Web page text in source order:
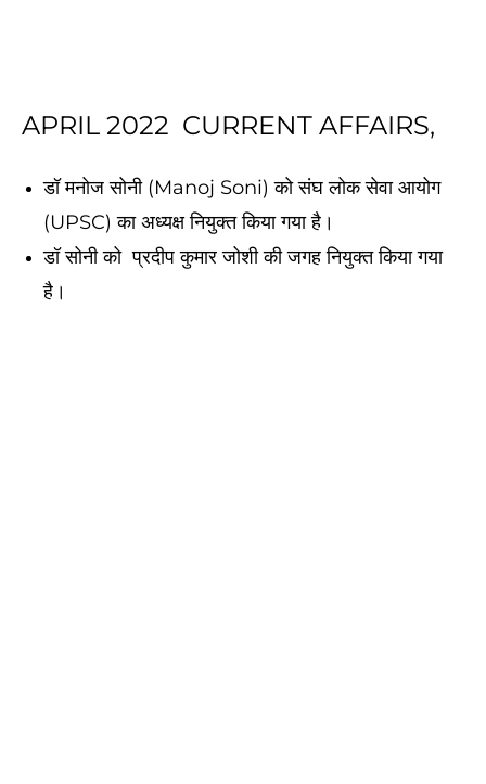
APRIL 2022 CURRENT AFFAIRS,
डॉ मनोज सोनी (Manoj Soni) को संघ लोक सेवा आयोग
(UPSC) का अध्यक्ष नियुक्त किया गया है।
डॉ सोनी को प्रदीप कुमार जोशी की जगह नियुक्त किया गया
है।